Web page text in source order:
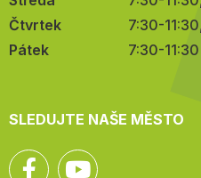
Čtvrtek
7:30-
Pátek
7:30-11:30
SLEDUJTE NAŠE MĚSTO
Facebook